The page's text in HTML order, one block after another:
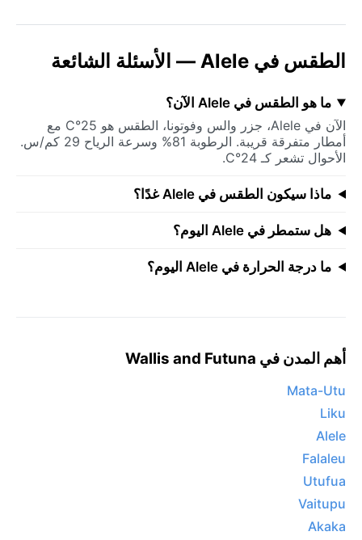
الطقس في Alele — الأسئلة الشائعة
ما هو الطقس في Alele الآن؟
الآن في Alele، جزر والس وفوتونا، الطقس هو 25°C مع
أمطار متفرقة قريبة. الرطوبة 81% وسرعة الرياح 29 كم/س.
الأحوال تشعر كـ 24°C.
ماذا سيكون الطقس في Alele غدًا؟
هل ستمطر في Alele اليوم؟
ما درجة الحرارة في Alele اليوم؟
أهم المدن في Wallis and Futuna
Mata-Utu
Liku
Alele
Falaleu
Utufua
Vaitupu
Akaka